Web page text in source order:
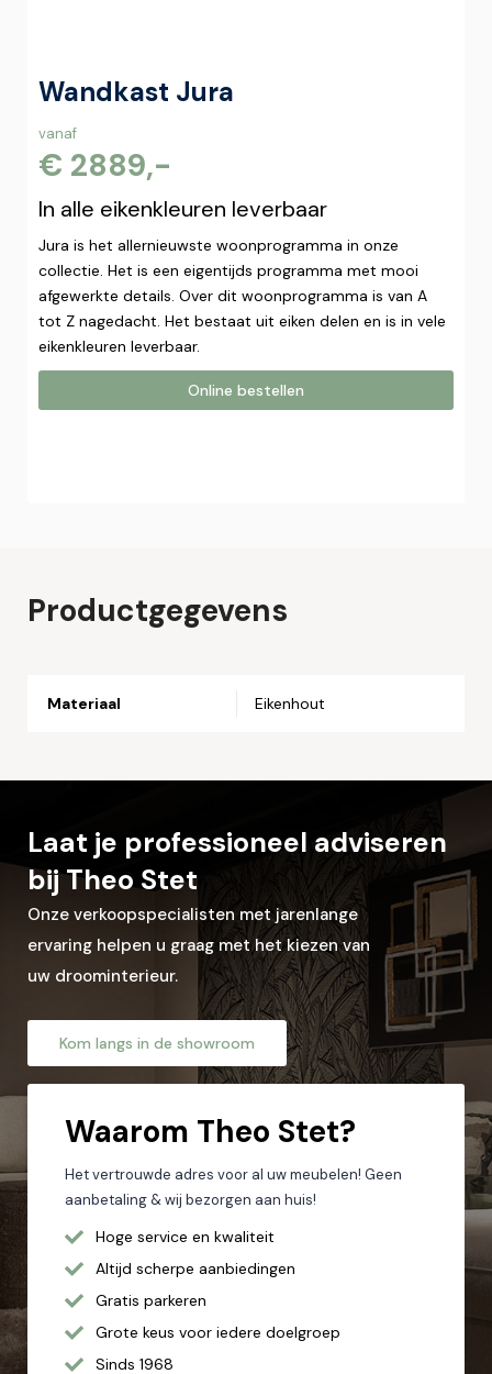
Wandkast Jura
vanaf
€ 2889,-
In alle eikenkleuren leverbaar
Jura is het allernieuwste woonprogramma in onze
collectie. Het is een eigentijds programma met mooi
afgewerkte details. Over dit woonprogramma is van A
tot Z nagedacht. Het bestaat uit eiken delen en is in vele
eikenkleuren leverbaar.
Online bestellen
Postcode*
Let op: zorg dat alle velden met een * zijn ingevuld.
Productgegevens
Materiaal Eikenhout
Laat je professioneel adviseren
bij Theo Stet
Onze verkoopspecialisten met jarenlange
ervaring helpen u graag met het kiezen van
uw droominterieur.
Kom langs in de showroom
Waarom Theo Stet?
Het vertrouwde adres voor al uw meubelen! Geen
aanbetaling & wij bezorgen aan huis!
Hoge service en kwaliteit
Altijd scherpe aanbiedingen
Gratis parkeren
Grote keus voor iedere doelgroep
Sinds 1968